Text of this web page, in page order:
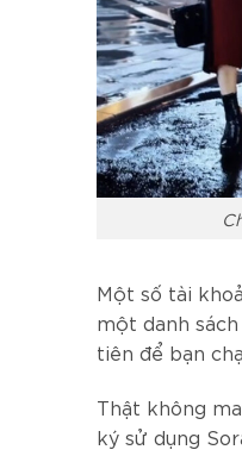
Một số tài
một danh
tiên để bạn
Thật không
ký sử dụng